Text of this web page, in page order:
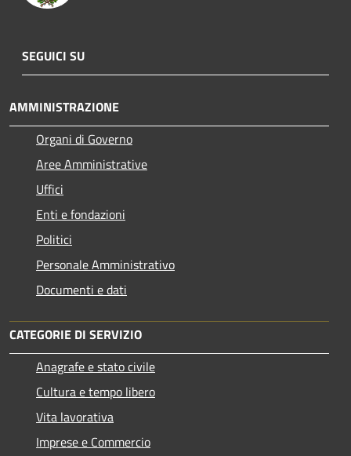
SEGUICI SU
AMMINISTRAZIONE
Organi di Governo
Aree Amministrative
Uffici
Enti e fondazioni
Politici
Personale Amministrativo
Documenti e dati
CATEGORIE DI SERVIZIO
Anagrafe e stato civile
Cultura e tempo libero
Vita lavorativa
Imprese e Commercio